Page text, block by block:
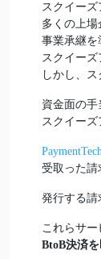
スクイーズ
多くの上場
事業承継を
スクイーズ
しかし、ス
資金面の手
スクイーズ
受取った請
発行する請
これらサー
BtoB決済